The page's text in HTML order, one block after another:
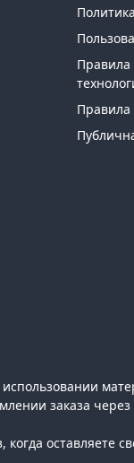
Правила
заказа
оставляете